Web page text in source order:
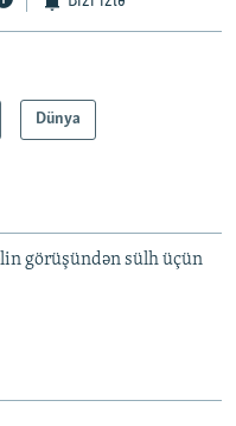
Dünya
görüşündən sülh üçün